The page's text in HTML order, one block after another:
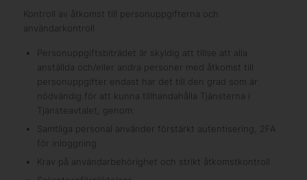
Kontroll av åtkomst till personuppgifterna och
användarkontroll
Personuppgiftsbiträdet är skyldig att tillse att alla
anställda och/eller andra personer med åtkomst till
personuppgifter endast har det till den grad som är
nödvändig för att kunna tillhandahålla Tjänsterna i
Tjänsteavtalet, genom:
Samtliga personal använder förstärkt autentisering, 2FA
för inloggning
Krav på användarbehörighet och strikt åtkomstkontroll